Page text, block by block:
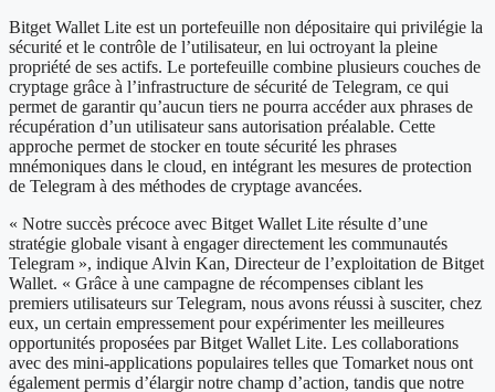
Bitget Wallet Lite est un portefeuille non dépositaire qui privilégie la
sécurité et le contrôle de l’utilisateur, en lui octroyant la pleine
propriété de ses actifs. Le portefeuille combine plusieurs couches de
cryptage grâce à l’infrastructure de sécurité de Telegram, ce qui
permet de garantir qu’aucun tiers ne pourra accéder aux phrases de
récupération d’un utilisateur sans autorisation préalable. Cette
approche permet de stocker en toute sécurité les phrases
mnémoniques dans le cloud, en intégrant les mesures de protection
de Telegram à des méthodes de cryptage avancées.
« Notre succès précoce avec Bitget Wallet Lite résulte d’une
stratégie globale visant à engager directement les communautés
Telegram », indique Alvin Kan, Directeur de l’exploitation de Bitget
Wallet. « Grâce à une campagne de récompenses ciblant les
premiers utilisateurs sur Telegram, nous avons réussi à susciter, chez
eux, un certain empressement pour expérimenter les meilleures
opportunités proposées par Bitget Wallet Lite. Les collaborations
avec des mini-applications populaires telles que Tomarket nous ont
également permis d’élargir notre champ d’action, tandis que notre